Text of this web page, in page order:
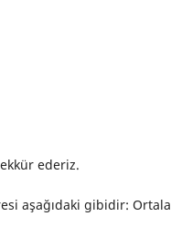
ederiz.
aşağıdaki gibidir: